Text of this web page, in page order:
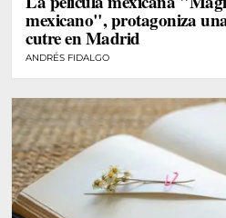
mexicano", protagoniza
cutre en Madrid
ANDRÉS FIDALGO